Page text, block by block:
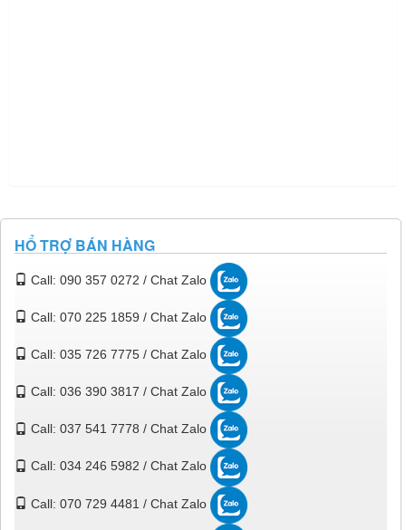
HỔ TRỢ BÁN HÀNG
Call: 090 357 0272 / Chat Zalo
Call: 070 225 1859 / Chat Zalo
Call: 035 726 7775 / Chat Zalo
Call: 036 390 3817 / Chat Zalo
Call: 037 541 7778 / Chat Zalo
Call: 034 246 5982 / Chat Zalo
Call: 070 729 4481 / Chat Zalo